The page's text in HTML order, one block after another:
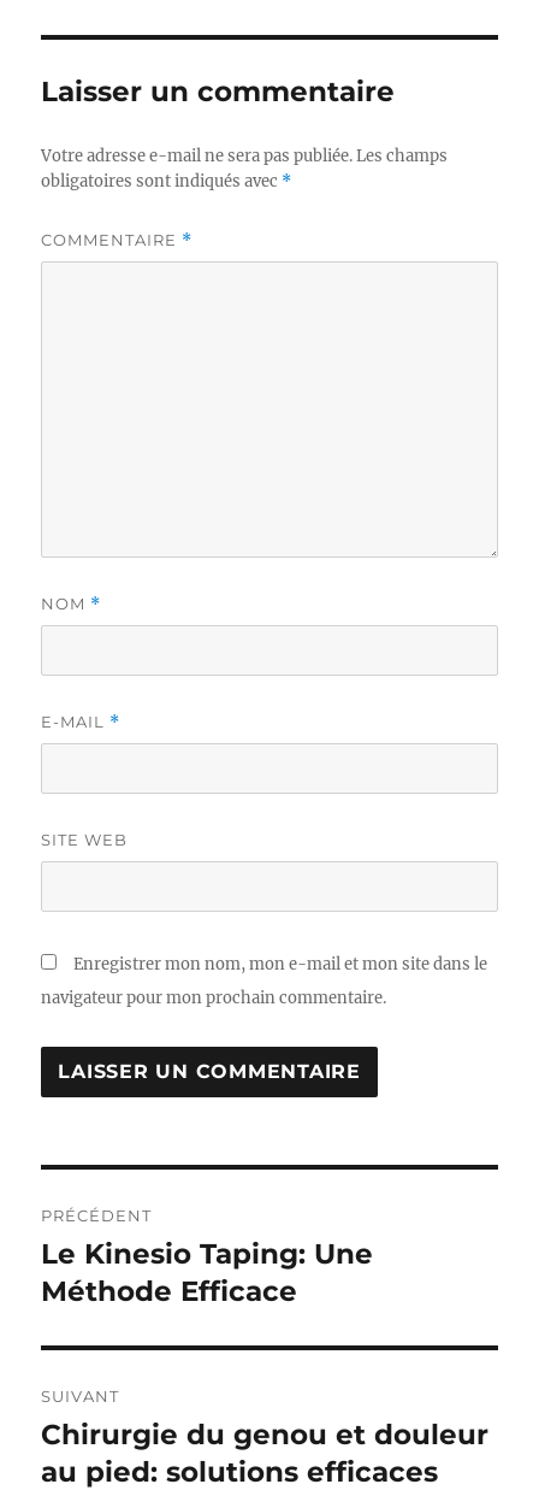
Laisser un commentaire
Votre adresse e-mail ne sera pas publiée. Les champs
obligatoires sont indiqués avec *
COMMENTAIRE *
NOM *
E-MAIL *
SITE WEB
Enregistrer mon nom, mon e-mail et mon site dans le
navigateur pour mon prochain commentaire.
de
l’article
PRÉCÉDENT
Publication
précédente :
Le Kinesio Taping: Une
Méthode Efficace
SUIVANT
Publication
suivante :
Chirurgie du genou et douleur
au pied: solutions efficaces